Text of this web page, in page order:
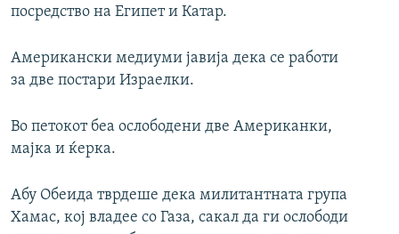
посредство на Египет и Катар.
Американски медиуми јавија дека се работи
за две постари Израелки.
Во петокот беа ослободени две Американки,
мајка и ќерка.
Абу Обеида тврдеше дека милитантната група
Хамас, кој владее со Газа, сакал да ги ослободи